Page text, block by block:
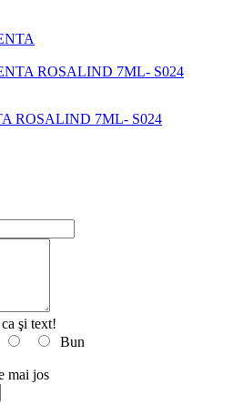
ROSALIND 7ML- S024
şi text!
Bun
mai jos